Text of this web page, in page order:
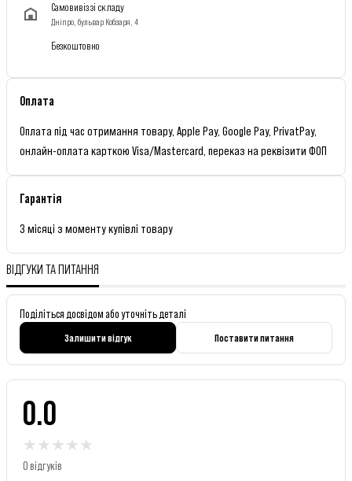
Самовивіз зі складу
Дніпро, бульвар Кобзаря, 4
Безкоштовно
Оплата
Оплата під час отримання товару, Apple Pay, Google Pay, PrivatPay,
онлайн-оплата карткою Visa/Mastercard, переказ на реквізити ФОП
Гарантія
3 місяці з моменту купівлі товару
ВІДГУКИ ТА ПИТАННЯ
Поділіться досвідом або уточніть деталі
Залишити відгук Поставити питання
0.0
★ ★ ★ ★ ★
0 відгуків